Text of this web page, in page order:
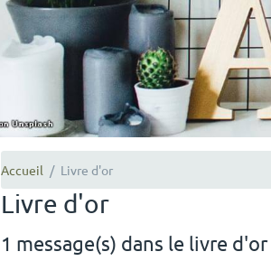
Accueil Livre d'or
Livre d'or
1 message(s) dans le livre d'or